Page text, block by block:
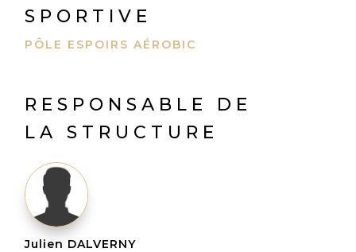
SPORTIVE
PÔLE ESPOIRS AÉROBIC
RESPONSABLE DE
LA STRUCTURE
Julien DALVERNY